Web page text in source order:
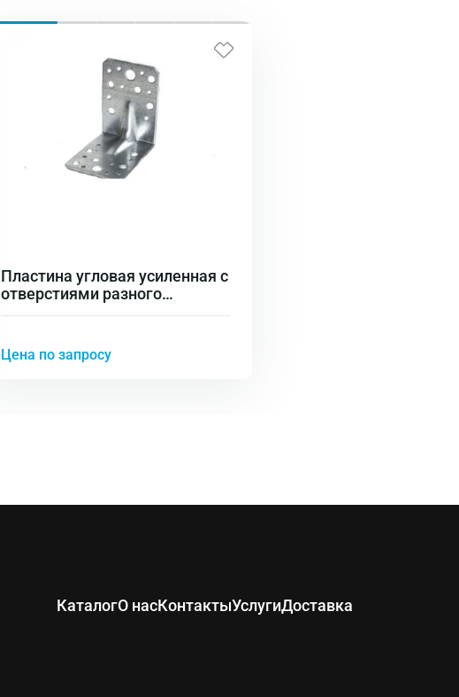
Пластина угловая усиленная с
отверстиями разного
диаметра
Цена по запросу
КаталогО насКонтактыУслугиДоставка